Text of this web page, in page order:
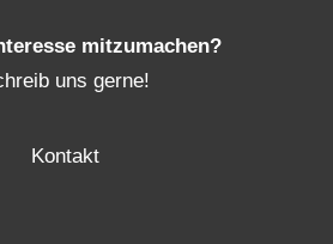
mitzumachen?
uns gerne!
Kontakt